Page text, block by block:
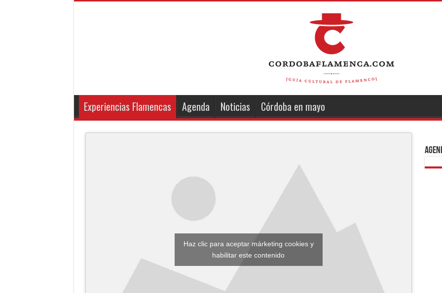
Experiencias Flamencas Agenda Noticias Córdoba en mayo
Haz clic para aceptar márketing cookies y
habilitar este contenido